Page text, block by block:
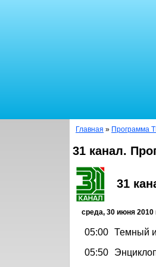
Главная » Программа
31 канал.
31
среда, 30 июня 2010
05:00 Темный
05:50